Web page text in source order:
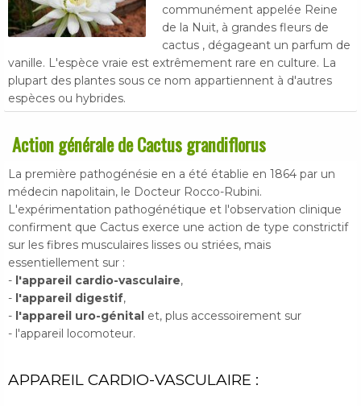
communément appelée Reine
de la Nuit, à grandes fleurs de
cactus , dégageant un parfum de
vanille. L'espèce vraie est extrêmement rare en culture. La
plupart des plantes sous ce nom appartiennent à d'autres
espèces ou hybrides.
Action générale de Cactus grandiflorus
La première pathogénésie en a été établie en 1864 par un
médecin napolitain, le Docteur Rocco-Rubini.
L'expérimentation pathogénétique et l'observation clinique
confirment que Cactus exerce une action de type constrictif
sur les fibres musculaires lisses ou striées, mais
essentiellement sur :
- l'appareil cardio-vasculaire,
- l'appareil digestif,
- l'appareil uro-génital et, plus accessoirement sur
- l'appareil locomoteur.
APPAREIL CARDIO-VASCULAIRE :